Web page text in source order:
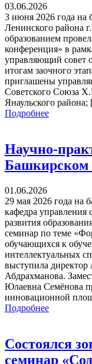
03.06.2026
3 июня 2026 года
Ленинского района
образованием
конференция» в
управляющий совет
итогам заочного
приглашены
Советского Союза
Янаульского
Подробнее
Научно-
Башкирском
01.06.2026
29 мая 2026 года
кафедра управления
развития
семинар по теме
обучающихся к
интеллектуальных
выступила директор
Абдрахманова.
Юлаевна Семёнова
инновационной
Подробнее
Состоялся
семинар